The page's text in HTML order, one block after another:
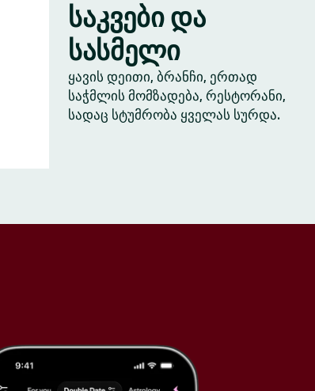
საკვები და
სასმელი
ყავის დეითი, ბრანჩი, ერთად
საჭმლის მომზადება, რესტორანი,
სადაც სტუმრობა ყველას სურდა.